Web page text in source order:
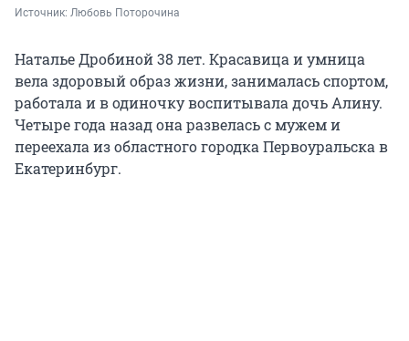
Источник: Любовь Поторочина
Наталье Дробиной 38 лет. Красавица и умница
вела здоровый образ жизни, занималась спортом,
работала и в одиночку воспитывала дочь Алину.
Четыре года назад она развелась с мужем и
переехала из областного городка Первоуральска в
Екатеринбург.